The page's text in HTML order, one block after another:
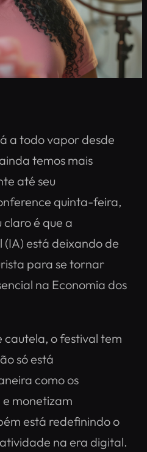
a todo vapor desde
temos mais
até seu
quinta-feira,
claro é que a
está deixando de
para se tornar
na Economia dos
o festival tem
só está
como os
monetizam
está redefinindo o
na era digital.